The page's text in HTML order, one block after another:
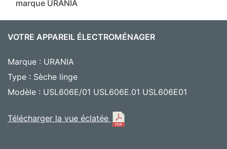
marque URANIA
VOTRE APPAREIL ÉLECTROMÉNAGER
Marque : URANIA
Type : Sèche linge
Modèle : USL606E/01 USL606E.01 USL606E01
Télécharger la vue éclatée